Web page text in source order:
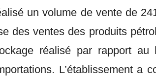
un volume de vente de
des ventes des produits
réalisé par rapport au
L’établissement a